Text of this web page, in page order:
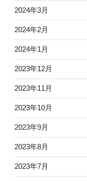
2024年3月
2024年2月
2024年1月
2023年12月
2023年11月
2023年10月
2023年9月
2023年8月
2023年7月